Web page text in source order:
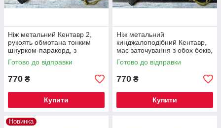
Ніж метальний Кентавр 2,
рукоять обмотана тонким
шнурком-паракорд, з
тканинним чохлом у
комплекті
Готово до відправки
770 ₴
Купити
Ніж метальний
кинджалоподібний Кентавр,
має заточування з обох боків,
рукоять обмотана тонким
шнурком-паракором
Готово до відправки
770 ₴
Купити
Новинка